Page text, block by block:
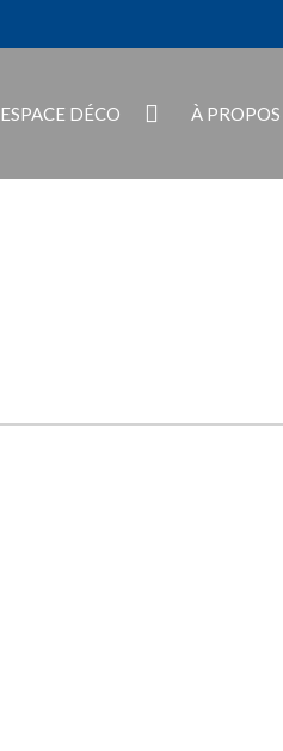
ESPACE DÉCO À PROPOS